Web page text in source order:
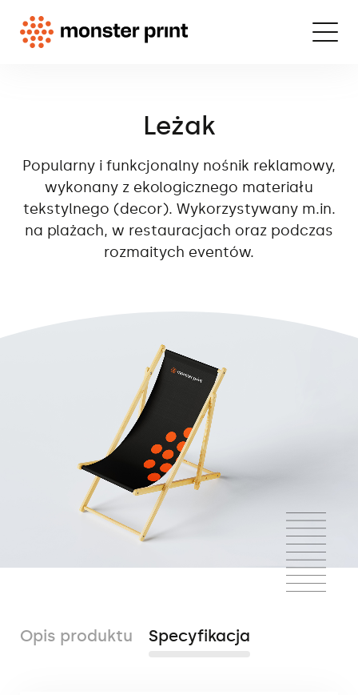
Leżak
Popularny i funkcjonalny nośnik reklamowy,
wykonany z ekologicznego materiału
tekstylnego (decor). Wykorzystywany m.in.
na plażach, w restauracjach oraz podczas
rozmaitych eventów.
Opis produktu Specyfikacja